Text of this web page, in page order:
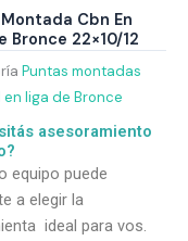
Cbn En
Bronce 22×10/12
Puntas montadas
en liga de Bronce
asesoramiento
equipo puede
a elegir la
ideal para vos.